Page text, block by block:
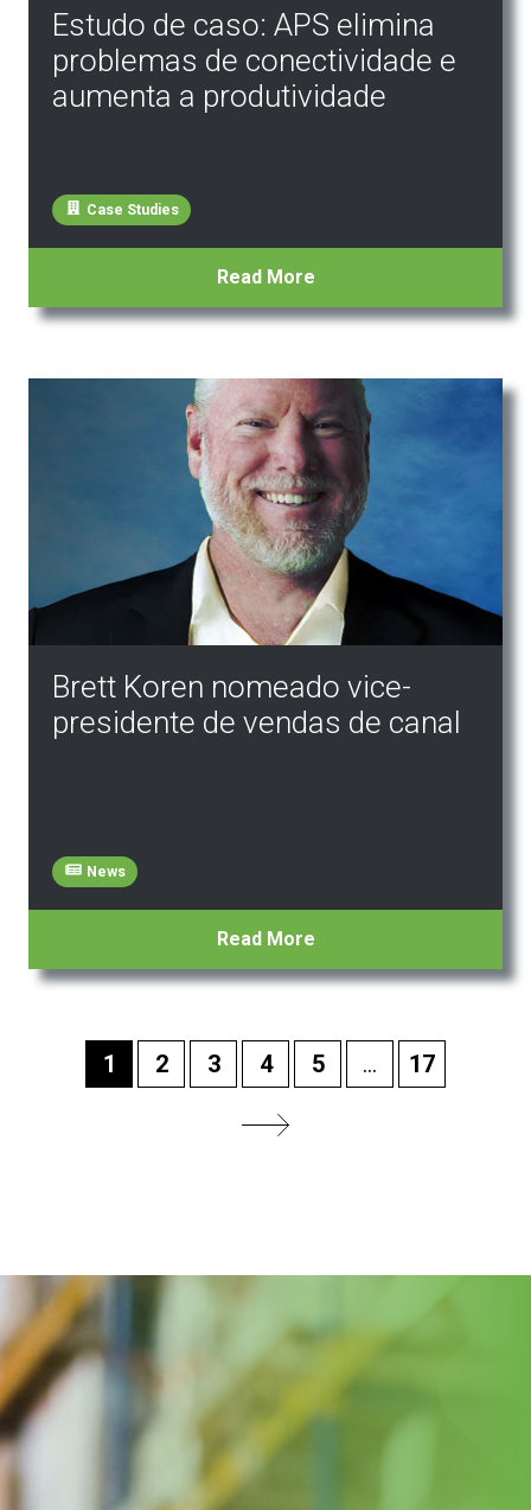
Estudo de caso: APS elimina
problemas de conectividade e
aumenta a produtividade
Case Studies
Read More
Brett Koren nomeado vice-
presidente de vendas de canal
News
Read More
1 2 3 4 5 ... 17